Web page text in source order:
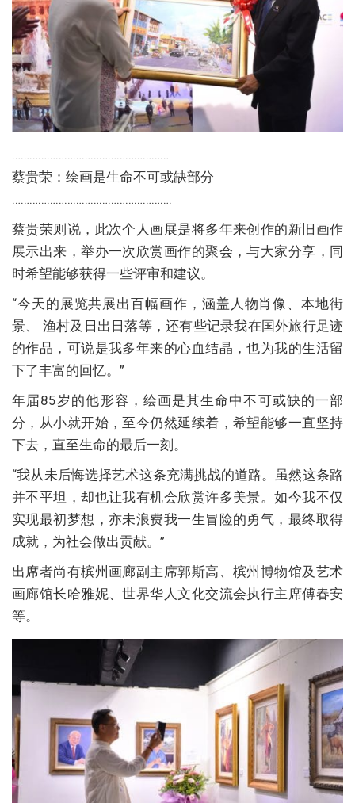
………………………………………………
蔡贵荣：绘画是生命不可或缺部分
……………………………………………….
蔡贵荣则说，此次个人画展是将多年来创作的新旧画作
展示出来，举办一次欣赏画作的聚会，与大家分享，同
时希望能够获得一些评审和建议。
“今天的展览共展出百幅画作，涵盖人物肖像、本地街
景、 渔村及日出日落等，还有些记录我在国外旅行足迹
的作品，可说是我多年来的心血结晶，也为我的生活留
下了丰富的回忆。”
年届85岁的他形容，绘画是其生命中不可或缺的一部
分，从小就开始，至今仍然延续着，希望能够一直坚持
下去，直至生命的最后一刻。
“我从未后悔选择艺术这条充满挑战的道路。虽然这条路
并不平坦，却也让我有机会欣赏许多美景。如今我不仅
实现最初梦想，亦未浪费我一生冒险的勇气，最终取得
成就，为社会做出贡献。”
出席者尚有槟州画廊副主席郭斯高、槟州博物馆及艺术
画廊馆长哈雅妮、世界华人文化交流会执行主席傅春安
等。